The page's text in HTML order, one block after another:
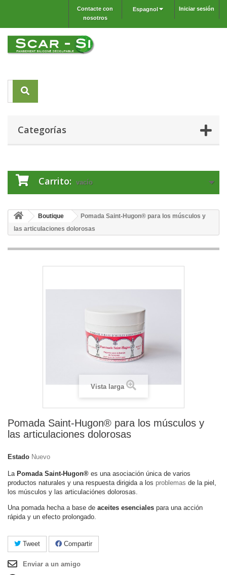
Iniciar sesión
Espagnol
Contacte con
nosotros
Categorías
Carrito: vacío
Boutique
Pomada Saint-Hugon® para los músculos y
las articulaciones dolorosas
Vista larga
Pomada Saint-Hugon® para los músculos y
las articulaciones dolorosas
Estado Nuevo
La Pomada Saint-Hugon® es una asociación única de varios
productos naturales y una respuesta dirigida a los problemas de la piel,
los músculos y las articulaciónes dolorosas.
Una pomada hecha a base de aceites esenciales para una acción
rápida y un efecto prolongado.
Tweet Compartir
Enviar a un amigo